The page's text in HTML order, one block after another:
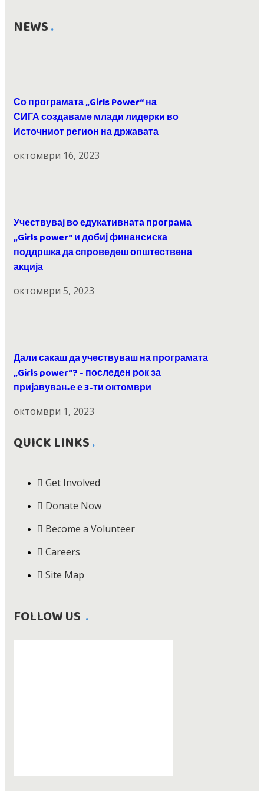
NEWS
Со програмата „Girls Power“ на
СИГА создаваме млади лидерки во
Источниот регион на државата
октомври 16, 2023
Учествувај во едукативната програма
„Girls power“ и добиј финансиска
поддршка да спроведеш општествена
акција
октомври 5, 2023
Дали сакаш да учествуваш на програмата
„Girls power“? - последен рок за
пријавување е 3-ти октомври
октомври 1, 2023
QUICK LINKS
Get Involved
Donate Now
Become a Volunteer
Careers
Site Map
FOLLOW US